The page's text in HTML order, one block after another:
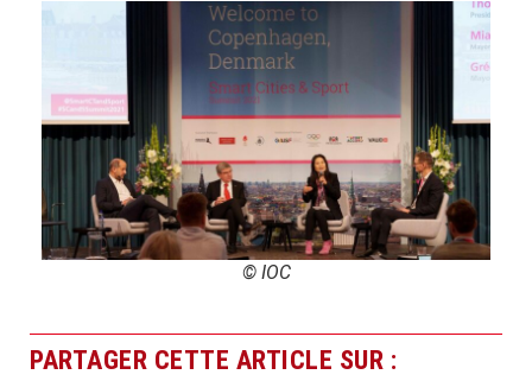
© IOC
PARTAGER CETTE ARTICLE SUR :